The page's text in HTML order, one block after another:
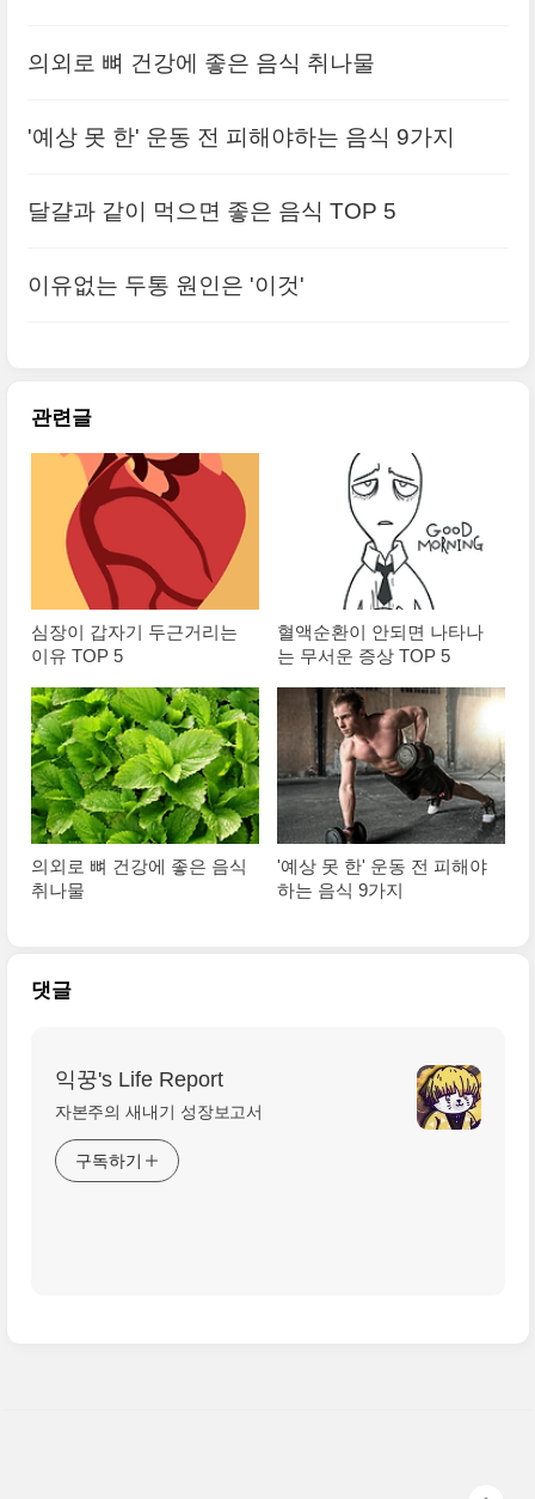
의외로 뼈 건강에 좋은 음식 취나물
'예상 못 한' 운동 전 피해야하는 음식 9가지
달걀과 같이 먹으면 좋은 음식 TOP 5
이유없는 두통 원인은 '이것'
관련글
심장이 갑자기 두근거리는
이유 TOP 5
혈액순환이 안되면 나타나
는 무서운 증상 TOP 5
의외로 뼈 건강에 좋은 음식
취나물
'예상 못 한' 운동 전 피해야
하는 음식 9가지
댓글
익꿍's Life Report
자본주의 새내기 성장보고서
구독하기